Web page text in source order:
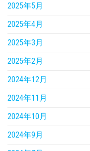
2025年5月
2025年4月
2025年3月
2025年2月
2024年12月
2024年11月
2024年10月
2024年9月